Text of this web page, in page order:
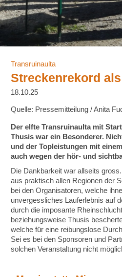
Transruinaulta
Streckenrekord
18.10.25
Quelle: Pressemitteilung / Anita
Der elfte Transruinaulta mit
Thusis war ein Besonderer.
und der Topleistungen mit
auch wegen der hör- und
Die Dankbarkeit war allseits
aus praktisch allen Regionen der
bei den Organisatoren, welche
unvergessliches Lauferlebnis auf
durch die imposante
beziehungsweise Thusis
welche für eine reibungslose
Sei es bei den Sponsoren und
solchen Veranstaltung nicht